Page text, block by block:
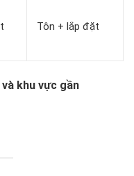
Tôn + lắp đặt
khu vực gần